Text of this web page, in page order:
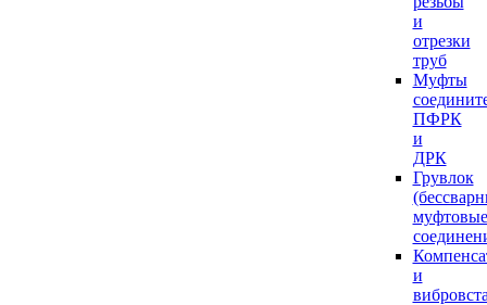
и
отрезки
труб
Муфты
ПФРК
и
ДРК
Грувлок
муфтовые
и